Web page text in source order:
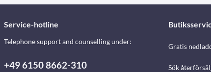
Service-hotline
Telephone support and counselling under:
+49 6150 8662-310
Gratis
Sök